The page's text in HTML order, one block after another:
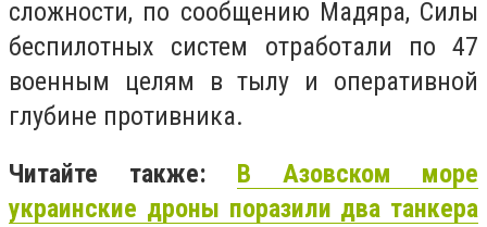
сложности, по сообщению Мадяра, Силы
беспилотных систем отработали по 47
военным целям в тылу и оперативной
глубине противника.
Читайте также: В Азовском море
украинские дроны поразили два танкера